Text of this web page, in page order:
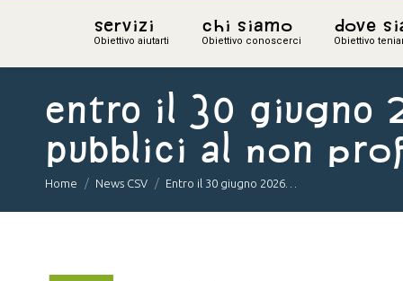
Servizi
Obiettivo aiutarti
Chi siamo
Obiettivo conoscerci
Dove
Obiettivo
Entro il 30 giugno
pubblici al non
You are here:
Home News CSV Entro il 30 giugno 2026…
Servizi
Obiettivo aiutarti
Chi siamo
Obiettivo conoscerci
Dove
Obiettivo